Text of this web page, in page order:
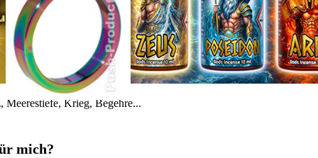
Meerestiefe, Krieg, Begehre...
mich?